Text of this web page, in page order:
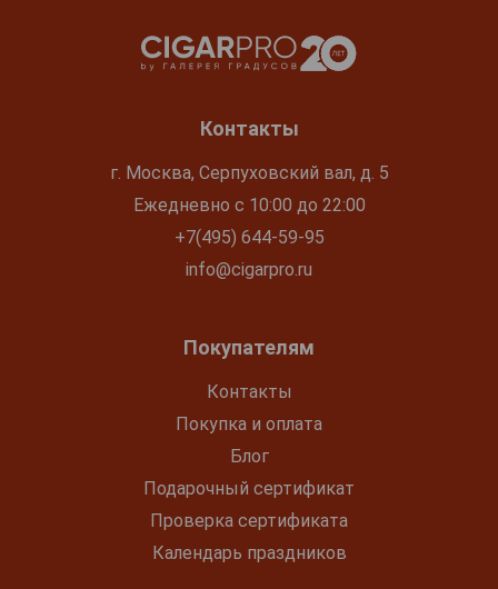
Контакты
г. Москва, Серпуховский вал, д. 5
Ежедневно с 10:00 до 22:00
+7(495) 644-59-95
info@cigarpro.ru
Покупателям
Контакты
Покупка и оплата
Блог
Подарочный сертификат
Проверка сертификата
Календарь праздников